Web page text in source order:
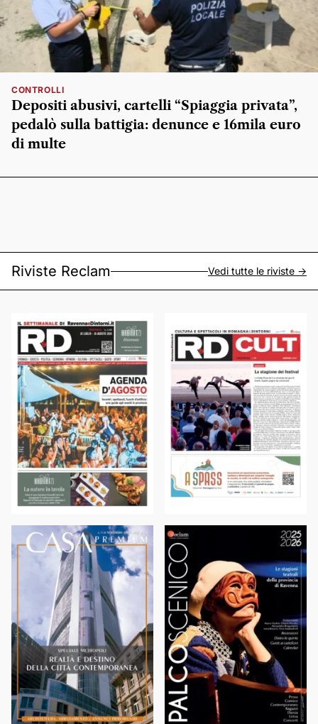
CONTROLLI
Depositi abusivi, cartelli “Spiaggia privata”,
pedalò sulla battigia: denunce e 16mila euro
di multe
Riviste Reclam Vedi tutte le riviste ->